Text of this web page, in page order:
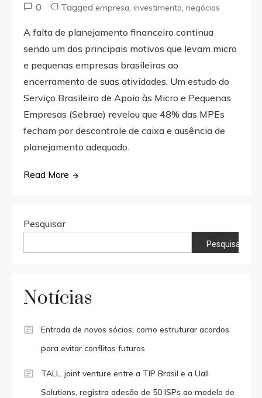
0 Taggedempresa ,investimento ,negócios
A falta de planejamento financeiro continua
sendo um dos principais motivos que levam micro
e pequenas empresas brasileiras ao
encerramento de suas atividades. Um estudo do
Serviço Brasileiro de Apoio às Micro e Pequenas
Empresas (Sebrae) revelou que 48% das MPEs
fecham por descontrole de caixa e ausência de
planejamento adequado.
Read More
Pesquisar
Pesquisar
Notícias
Entrada de novos sócios: como estruturar acordos
para evitar conflitos futuros
TALL, joint venture entre a TIP Brasil e a Uall
Solutions, registra adesão de 50 ISPs ao modelo de